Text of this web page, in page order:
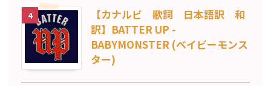
4
【カナルビ 歌詞 日本語訳 和
訳】BATTER UP -
BABYMONSTER (ベイビーモンス
ター)